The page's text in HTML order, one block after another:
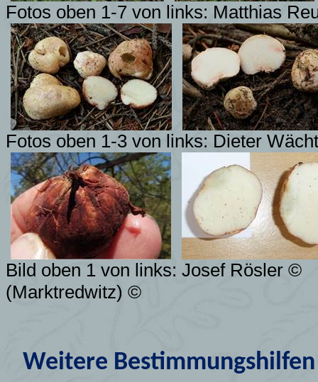
Fotos oben 1-7 von links: Matthias
Fotos oben 1-3 von links: Dieter
Bild oben 1 von links: Josef Rösler ©
(Marktredwitz) ©
Weitere